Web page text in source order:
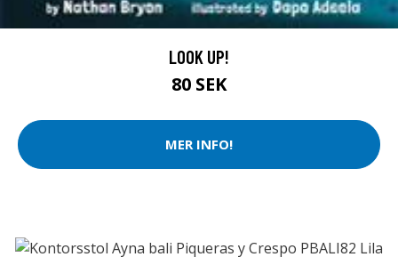
LOOK UP!
80 SEK
MER INFO!